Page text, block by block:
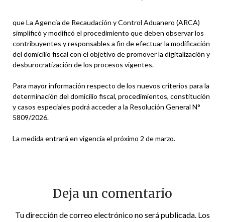
que La Agencia de Recaudación y Control Aduanero (ARCA)
simplificó y modificó el procedimiento que deben observar los
contribuyentes y responsables a fin de efectuar la modificación
del domicilio fiscal con el objetivo de promover la digitalización y
desburocratización de los procesos vigentes.
Para mayor información respecto de los nuevos criterios para la
determinación del domicilio fiscal, procedimientos, constitución
y casos especiales podrá acceder a la Resolución General N°
5809/2026.
La medida entrará en vigencia el próximo 2 de marzo.
Deja un comentario
Tu dirección de correo electrónico no será publicada. Los